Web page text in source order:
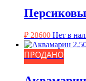
₽ 28600 Нет в
ПРОДАНО